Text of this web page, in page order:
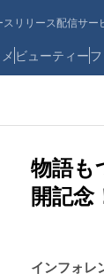
リリース配信サー
ビューティー
物語も
開記念
インフォレ